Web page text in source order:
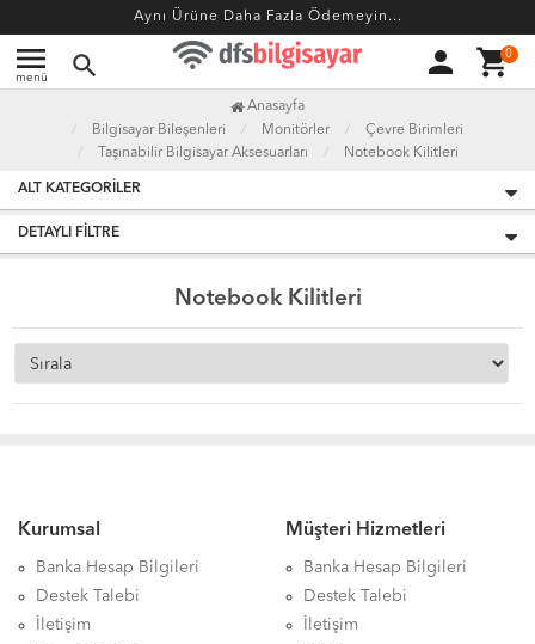
Aynı Ürüne Daha Fazla Ödemeyin...
menu
menü search person shopping_cart0
Anasayfa
Bilgisayar Bileşenleri
Monitörler
Çevre Birimleri
Taşınabilir Bilgisayar Aksesuarları
Notebook Kilitleri
ALT KATEGORILER
DETAYLI FILTRE
Notebook Kilitleri
Kurumsal
Banka Hesap Bilgileri
Destek Talebi
İletişim
Müşteri Hizmetleri
Banka Hesap Bilgileri
Destek Talebi
İletişim